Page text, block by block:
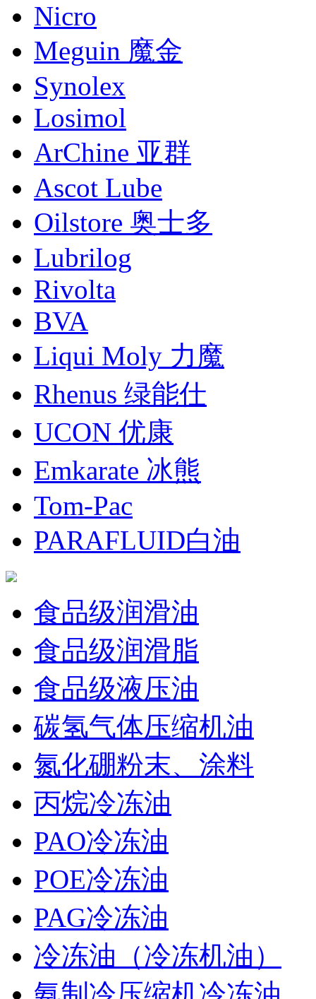
Nicro
Meguin 魔金
Synolex
Losimol
ArChine 亚群
Ascot Lube
Oilstore 奥士多
Lubrilog
Rivolta
BVA
Liqui Moly 力魔
Rhenus 绿能仕
UCON 优康
Emkarate 冰熊
Tom-Pac
PARAFLUID白油
食品级润滑油
食品级润滑脂
食品级液压油
碳氢气体压缩机油
氮化硼粉末、涂料
丙烷冷冻油
PAO冷冻油
POE冷冻油
PAG冷冻油
冷冻油（冷冻机油）